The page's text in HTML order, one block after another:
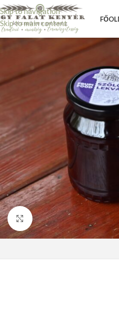
Skip to navigation
Skip to main content
Nagyításhoz kattints ide